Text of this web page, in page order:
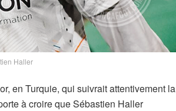
Haller
en Turquie, qui suivrait attentivement la
à croire que Sébastien Haller